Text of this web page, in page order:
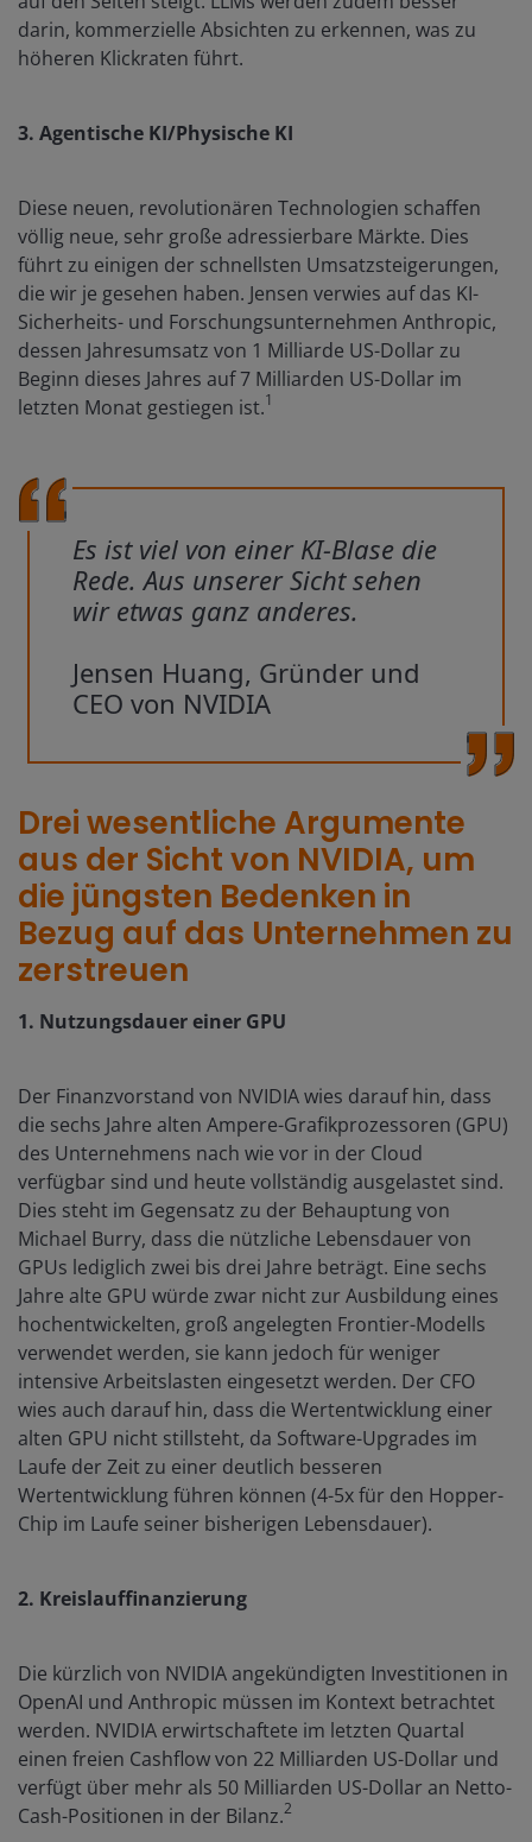
darin, kommerzielle Absichten zu erkennen, was zu
höheren Klickraten führt.
3. Agentische KI/Physische KI
Diese neuen, revolutionären Technologien schaffen
völlig neue, sehr große adressierbare Märkte. Dies
führt zu einigen der schnellsten Umsatzsteigerungen,
die wir je gesehen haben. Jensen verwies auf das KI-
Sicherheits- und Forschungsunternehmen Anthropic,
dessen Jahresumsatz von 1 Milliarde US-Dollar zu
Beginn dieses Jahres auf 7 Milliarden US-Dollar im
letzten Monat gestiegen ist.1
Es ist viel von einer KI-Blase die
Rede. Aus unserer Sicht sehen
wir etwas ganz anderes.
Jensen Huang, Gründer und
CEO von NVIDIA
Drei wesentliche Argumente
aus der Sicht von NVIDIA, um
die jüngsten Bedenken in
Bezug auf das Unternehmen zu
zerstreuen
1. Nutzungsdauer einer GPU
Der Finanzvorstand von NVIDIA wies darauf hin, dass
die sechs Jahre alten Ampere-Grafikprozessoren (GPU)
des Unternehmens nach wie vor in der Cloud
verfügbar sind und heute vollständig ausgelastet sind.
Dies steht im Gegensatz zu der Behauptung von
Michael Burry, dass die nützliche Lebensdauer von
GPUs lediglich zwei bis drei Jahre beträgt. Eine sechs
Jahre alte GPU würde zwar nicht zur Ausbildung eines
hochentwickelten, groß angelegten Frontier-Modells
verwendet werden, sie kann jedoch für weniger
intensive Arbeitslasten eingesetzt werden. Der CFO
wies auch darauf hin, dass die Wertentwicklung einer
alten GPU nicht stillsteht, da Software-Upgrades im
Laufe der Zeit zu einer deutlich besseren
Wertentwicklung führen können (4-5x für den Hopper-
Chip im Laufe seiner bisherigen Lebensdauer).
2. Kreislauffinanzierung
Die kürzlich von NVIDIA angekündigten Investitionen in
OpenAI und Anthropic müssen im Kontext betrachtet
werden. NVIDIA erwirtschaftete im letzten Quartal
einen freien Cashflow von 22 Milliarden US-Dollar und
verfügt über mehr als 50 Milliarden US-Dollar an Netto-
Cash-Positionen in der Bilanz.2